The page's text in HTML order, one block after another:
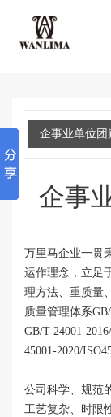
企事业单位团
企事
万里马企业一贯
运作理念，立足
理方法、重质量
质量管理体系
GB/T 24001-
45001-2020/
公司科学、规范
工艺复杂、时限